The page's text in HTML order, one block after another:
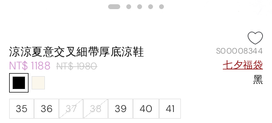
涼涼夏意交叉細帶厚底涼鞋 S00008344
NT$ 1188 NT$ 1980
七夕福袋
黑
35 36 37 38 39 40
41